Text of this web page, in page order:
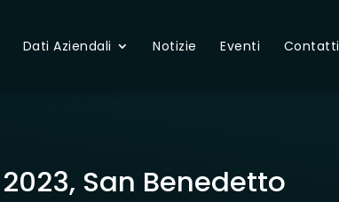
Dati Aziendali Notizie Eventi Contatti
San Benedetto